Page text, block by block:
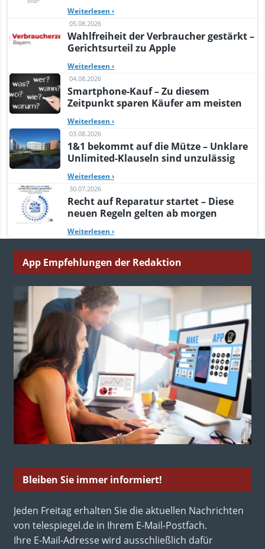
Weiterlesen ›
05.08.2026
Wahlfreiheit der Verbraucher gestärkt –
Gerichtsurteil zu Apple
Weiterlesen ›
04.08.2026
Smartphone-Kauf – Zu diesem
Zeitpunkt sparen Käufer am meisten
Weiterlesen ›
03.08.2026
1&1 bekommt auf die Mütze – Unklare
Unlimited-Klauseln sind unzulässig
Weiterlesen ›
30.07.2026
Recht auf Reparatur startet – Diese
neuen Regeln gelten ab morgen
Weiterlesen ›
App Empfehlungen der Redaktion
Bleiben Sie immer informiert!
Jeden Freitag erhalten Sie die aktuellen Nachrichten
von telespiegel.de in Ihrem E-Mail-Postfach.
Ihre E-Mail-Adresse wird ausschließlich dafür